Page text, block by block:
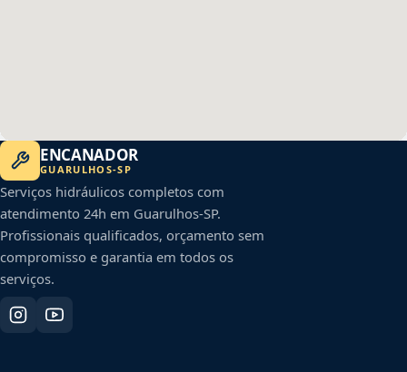
ENCANADOR
GUARULHOS-SP
Serviços hidráulicos completos com
atendimento 24h em Guarulhos-SP.
Profissionais qualificados, orçamento sem
compromisso e garantia em todos os
serviços.